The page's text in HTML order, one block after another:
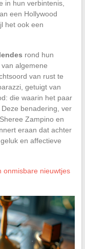
in hun verbintenis,
een Hollywood
het ook een
rond hun
algemene
van rust te
getuigt van
die waarin het paar
benadering, ver
Zampino en
eraan dat achter
en affectieve
onmisbare nieuwtjes